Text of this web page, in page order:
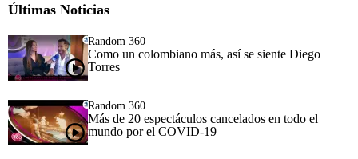
Últimas Noticias
Random 360
Como un colombiano más, así se siente Diego
Torres
Random 360
Más de 20 espectáculos cancelados en todo el
mundo por el COVID-19